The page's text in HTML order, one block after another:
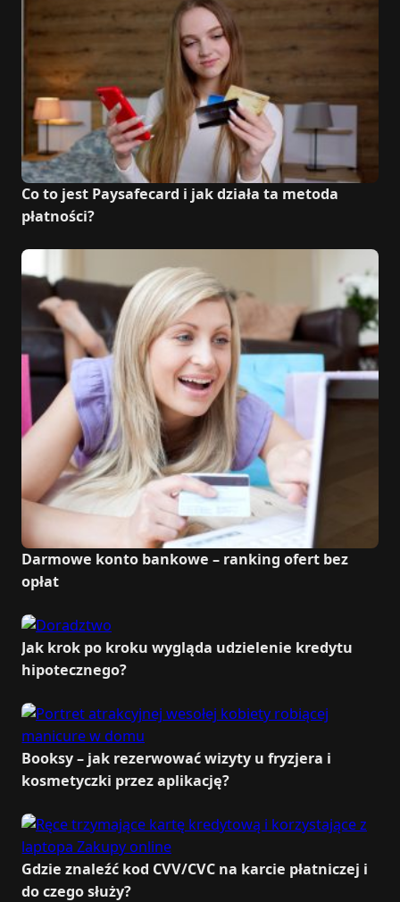
Co to jest Paysafecard i jak działa ta metoda
płatności?
Darmowe konto bankowe – ranking ofert bez
opłat
Jak krok po kroku wygląda udzielenie kredytu
hipotecznego?
Booksy – jak rezerwować wizyty u fryzjera i
kosmetyczki przez aplikację?
Gdzie znaleźć kod CVV/CVC na karcie płatniczej i
do czego służy?